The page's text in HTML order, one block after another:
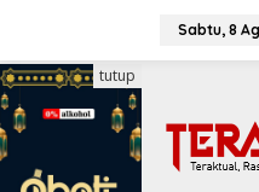
a
t
i
k
e
Sabtu, 8
tutup